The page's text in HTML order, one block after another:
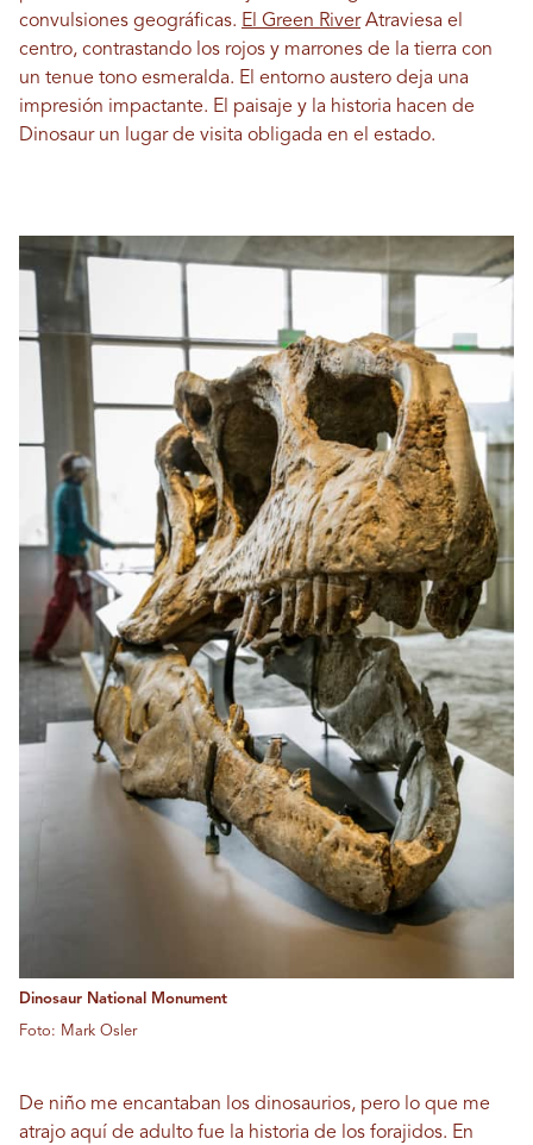
convulsiones geográficas. El Green RiverAtraviesa el
centro, contrastando los rojos y marrones de la tierra con
un tenue tono esmeralda. El entorno austero deja una
impresión impactante. El paisaje y la historia hacen de
Dinosaur un lugar de visita obligada en el estado.
Dinosaur National Monument
Foto: Mark Osler
De niño me encantaban los dinosaurios, pero lo que me
atrajo aquí de adulto fue la historia de los forajidos. En